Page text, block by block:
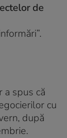
de
spus că
cu
după